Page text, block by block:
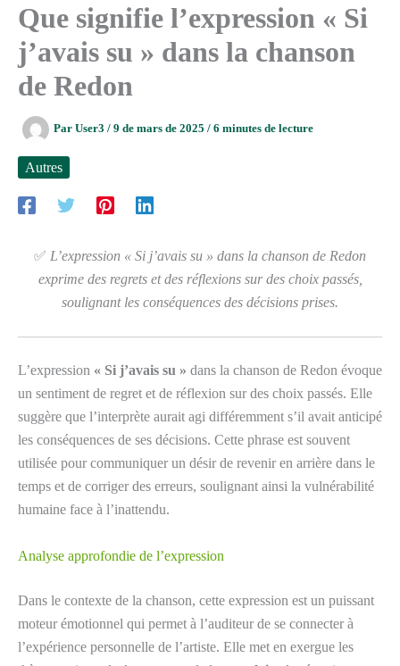
Que signifie l’expression « Si
j’avais su » dans la chanson
de Redon
Par User3 / 9 de mars de 2025 / 6 minutes de lecture
Autres
✅ L’expression « Si j’avais su » dans la chanson de Redon
exprime des regrets et des réflexions sur des choix passés,
soulignant les conséquences des décisions prises.
L’expression « Si j’avais su » dans la chanson de Redon évoque
un sentiment de regret et de réflexion sur des choix passés. Elle
suggère que l’interprète aurait agi différemment s’il avait anticipé
les conséquences de ses décisions. Cette phrase est souvent
utilisée pour communiquer un désir de revenir en arrière dans le
temps et de corriger des erreurs, soulignant ainsi la vulnérabilité
humaine face à l’inattendu.
Analyse approfondie de l’expression
Dans le contexte de la chanson, cette expression est un puissant
moteur émotionnel qui permet à l’auditeur de se connecter à
l’expérience personnelle de l’artiste. Elle met en exergue les